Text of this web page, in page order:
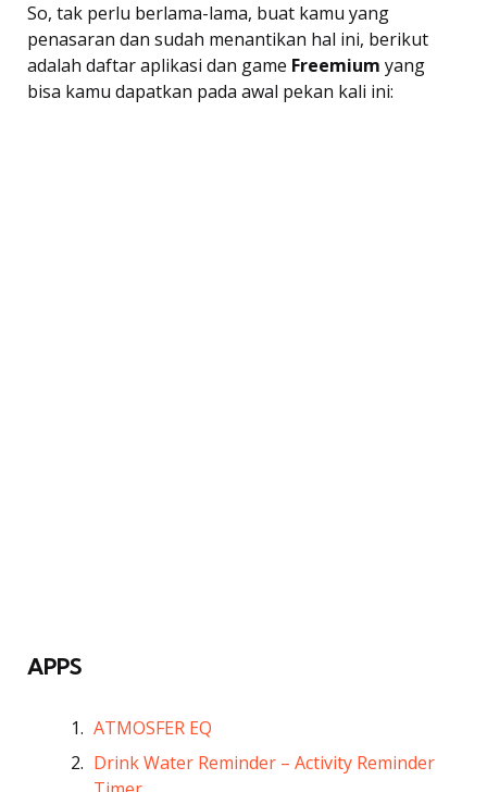
So, tak perlu berlama-lama, buat kamu yang
penasaran dan sudah menantikan hal ini, berikut
adalah daftar aplikasi dan game  Freemium  yang
bisa kamu dapatkan pada awal pekan kali ini:
APPS
ATMOSFER EQ
Drink Water Reminder – Activity Reminder